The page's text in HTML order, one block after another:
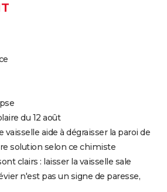
du 12 août
vaisselle aide à dégraisser la paroi de
solution selon ce chimiste
clairs : laisser la vaisselle sale
n'est pas un signe de paresse,